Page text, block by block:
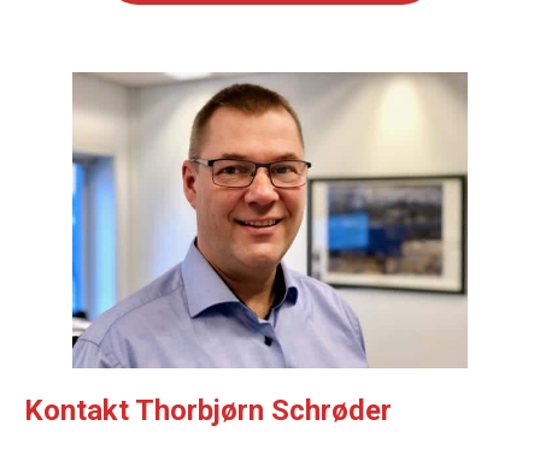
Kontakt Thorbjørn Schrøder